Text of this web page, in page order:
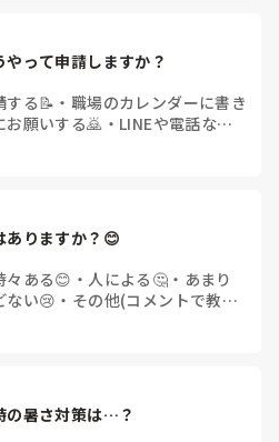
って申請しますか？
する📝 ・ 職場のカレンダーに書き
お願いする🙇 ・ LINEや電話など
ありますか？😊
々ある😊 ・ 人による🤔 ・ あまり
ない😢 ・ その他(コメントで教え
の暑さ対策は…？